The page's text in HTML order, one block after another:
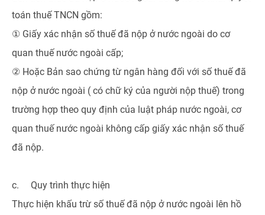
toán thuế TNCN gồm:
① Giấy xác nhận số thuế đã nộp ở nước ngoài do cơ
quan thuế nước ngoài cấp;
② Hoặc Bản sao chứng từ ngân hàng đối với số thuế đã
nộp ở nước ngoài ( có chữ ký của người nộp thuế) trong
trường hợp theo quy định của luật pháp nước ngoài, cơ
quan thuế nước ngoài không cấp giấy xác nhận số thuế
đã nộp.
c. Quy trình thực hiện
Thực hiện khấu trừ số thuế đã nộp ở nước ngoài lên hồ